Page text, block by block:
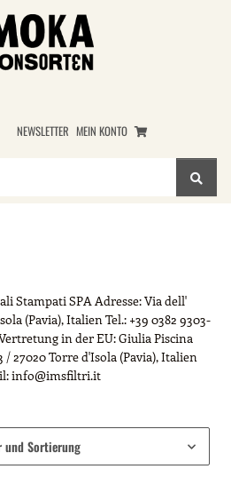
NEWSLETTER MEIN KONTO
Stampati SPAAdresse:Via dell'
(Pavia), ItalienTel.: +39 0382 9303-
in der EU:Giulia Piscina
27020 Torre d'Isola (Pavia), Italien
info@imsfiltri.it
und Sortierung